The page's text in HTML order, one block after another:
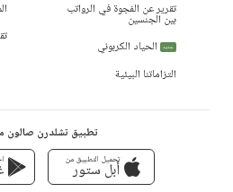
تقرير عن الفجوة في الرواتب
بين الجنسين
جديد
الحياد الكربوني
التزاماتنا البيئية
تطبيق تشلدرن صالون
تحميل التطبيق من
أبل ستور